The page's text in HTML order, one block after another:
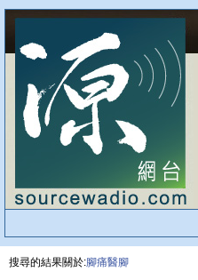
搜尋的結果關於:腳痛醫腳